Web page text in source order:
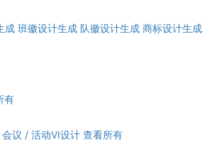
成 班徽设计生成 队徽设计生成 商标设计生成
有
会议 / 活动VI设计 查看所有